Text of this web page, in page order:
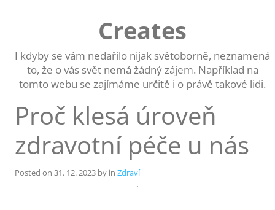
Creates
I kdyby se vám nedařilo nijak světoborně, neznamená
to, že o vás svět nemá žádný zájem. Například na
tomto webu se zajímáme určitě i o právě takové lidi.
Proč klesá úroveň
zdravotní péče u nás
Posted on 31. 12. 2023 by in Zdraví